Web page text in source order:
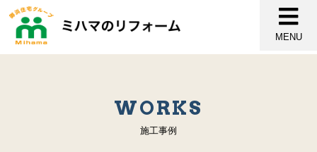
MENU
WORKS
施工事例